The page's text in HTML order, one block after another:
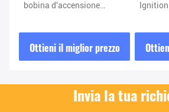
bobina d'accensione
Pacchetto bobina
d'accensione
Ottieni il miglior prezzo
Invia la tua